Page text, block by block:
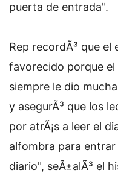
puerta de entrada".
Rep recordÃ³ que el
favorecido porque el
siempre le dio
y asegurÃ³ que los
por atrÃ¡s a leer el
alfombra para entrar
diario", seÃ±alÃ³ el